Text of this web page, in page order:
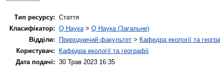
Тип ресурсу: Стаття
Класифікатор: Q Наука> Q Наука (Загальне)
Відділи:
Природничий факультет > Кафедра екології та
Користувач:
Кафедра екології та географії
Дата подачі: 30 Трав 2023 16:35